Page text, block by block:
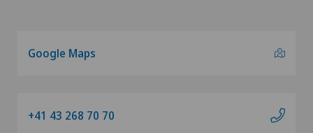
Google Maps
+41 43 268 70 70